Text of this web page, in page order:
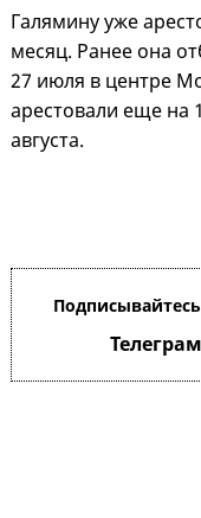
Галямину уже
месяц. Ранее она
27 июля в центре
арестовали еще на
августа.
Телеграм